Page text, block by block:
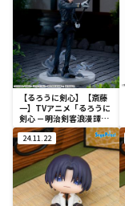
【るろうに剣心】【斎藤
一】TVアニメ「るろうに
剣心 －明治剣客浪漫譚
－」 Luminasta “斎
藤一”
24.11.22